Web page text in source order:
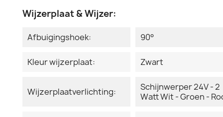
Wijzerplaat & Wijzer:
Afbuigingshoek: 90°
Kleur wijzerplaat: Zwart
Wijzerplaatverlichting:
Schijnwerper 24V - 2
Watt Wit - Groen -